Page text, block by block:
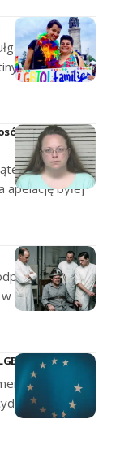
uznały
Palmy, która
tej samej płci,
sędziowie
apelację byłej
na
w sprawie
że Unia